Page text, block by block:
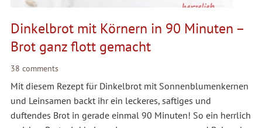
Dinkelbrot mit Körnern in 90 Minuten –
Brot ganz flott gemacht
38 comments
Mit diesem Rezept für Dinkelbrot mit Sonnenblumenkernen
und Leinsamen backt ihr ein leckeres, saftiges und
duftendes Brot in gerade einmal 90 Minuten! So ein herrlich